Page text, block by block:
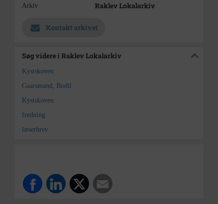
Arkiv Raklev Lokalarkiv
Kontakt arkivet
Søg videre i Raklev Lokalarkiv
Kystskoven
Gaarsmand, Bodil
Kystskoven
fredning
læserbrev